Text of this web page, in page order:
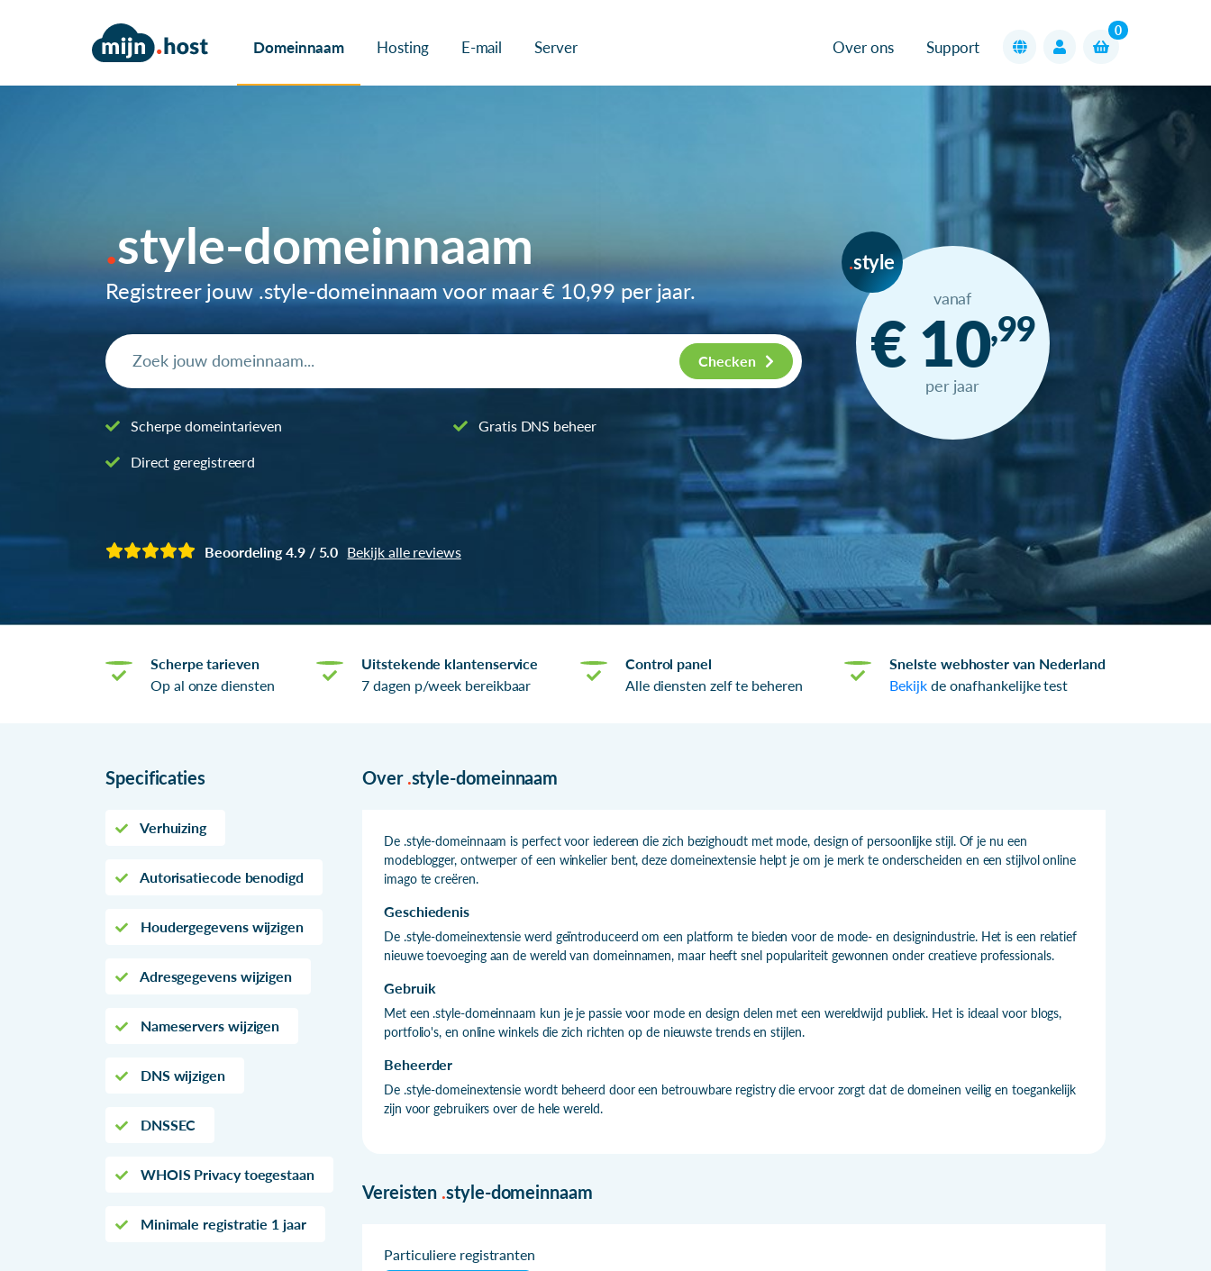
Domeinnaam Hosting E-mail Server Over ons Support
0
style-domeinnaam
Registreer jouw .style-domeinnaam voor maar€ 10,99 per jaar.
Checken
Scherpe domeintarieven
Direct geregistreerd
Gratis DNS beheer
style
vanaf
€ 10,99
per jaar
Beoordeling 4.9 / 5.0 Bekijk alle reviews
Scherpe tarieven
Op al onze diensten
Uitstekende klantenservice
7 dagen p/week bereikbaar
Control panel
Alle diensten zelf te beheren
Snelste webhoster van Nederland
Bekijkde onafhankelijke test
Specificaties
Verhuizing
Autorisatiecode benodigd
Houdergegevens wijzigen
Adresgegevens wijzigen
Nameservers wijzigen
DNS wijzigen
DNSSEC
WHOIS Privacy toegestaan
Minimale registratie 1 jaar
Over .style-domeinnaam
De .style-domeinnaam is perfect voor iedereen die zich bezighoudt met mode, design of persoonlijke stijl. Of je nu een
modeblogger, ontwerper of een winkelier bent, deze domeinextensie helpt je om je merk te onderscheiden en een stijlvol online
imago te creëren.
Geschiedenis
De .style-domeinextensie werd geïntroduceerd om een platform te bieden voor de mode- en designindustrie. Het is een relatief
nieuwe toevoeging aan de wereld van domeinnamen, maar heeft snel populariteit gewonnen onder creatieve professionals.
Gebruik
Met een .style-domeinnaam kun je je passie voor mode en design delen met een wereldwijd publiek. Het is ideaal voor blogs,
portfolio's, en online winkels die zich richten op de nieuwste trends en stijlen.
Beheerder
De .style-domeinextensie wordt beheerd door een betrouwbare registry die ervoor zorgt dat de domeinen veilig en toegankelijk
zijn voor gebruikers over de hele wereld.
Vereisten .style-domeinnaam
Particuliere registranten